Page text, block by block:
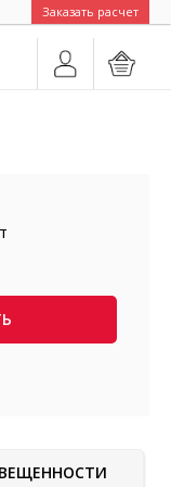
Заказать расчет